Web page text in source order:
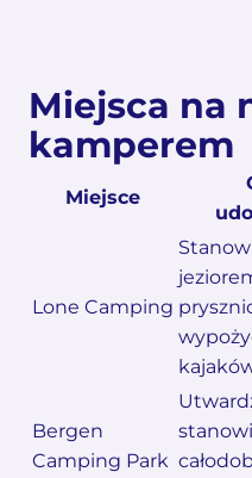
Miejsca na
kamperem
Miejsce
Lone Camping
Bergen
Camping Park